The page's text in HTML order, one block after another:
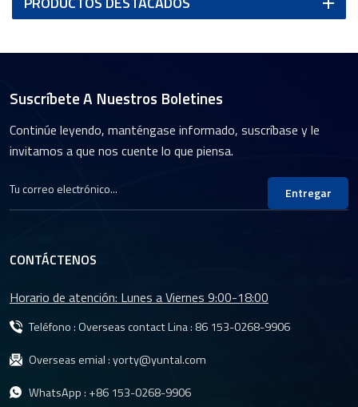
Suscríbete A Nuestros Boletines
Continúe leyendo, manténgase informado, suscríbase y le
invitamos a que nos cuente lo que piensa.
Entregar
CONTÁCTENOS
Horario de atención: Lunes a Viernes 9:00-18:00
Teléfono : Overseas contact Lina : 86 153-0268-9906
Overseas emial :yorty@yuntal.com
WhatsApp : +86 153-0268-9906